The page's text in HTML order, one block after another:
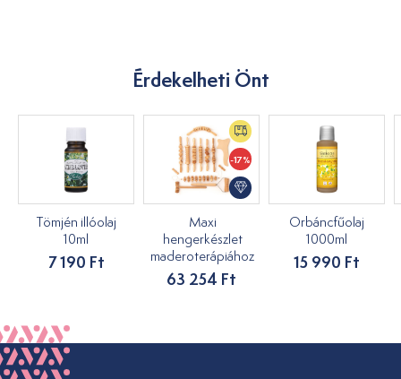
Érdekelheti Önt
Tömjén illóolaj
10ml
7 190 Ft
-17%
Maxi
hengerkészlet
maderoterápiához
63 254 Ft
Orbáncfűolaj
1000ml
15 990 Ft